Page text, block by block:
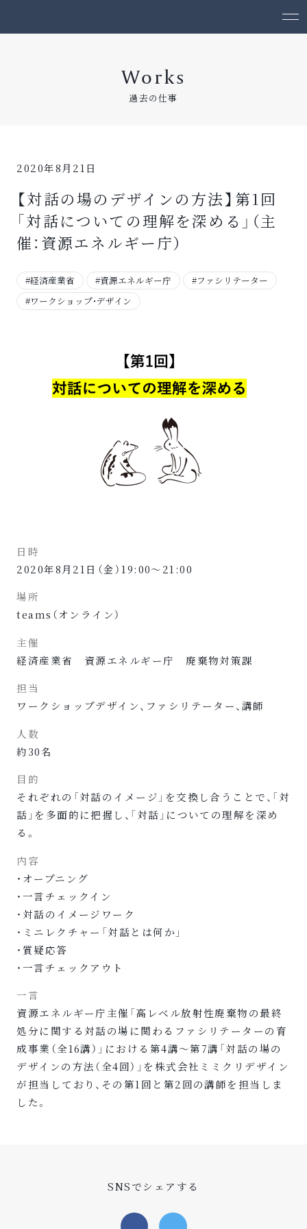
Works
過去の仕事
2020年8月21日
【対話の場のデザインの方法】第1回
「対話についての理解を深める」（主
催：資源エネルギー庁）
#経済産業省 #資源エネルギー庁
#ファシリテーター
#ワークショップ・デザイン
日時
2020年8月21日（金）19:00〜21:00
場所
teams（オンライン）
主催
経済産業省 資源エネルギー庁 廃棄物対策課
担当
ワークショップデザイン、ファシリテーター、講師
人数
約30名
目的
それぞれの「対話のイメージ」を交換し合うことで、「対
話」を多面的に把握し、「対話」についての理解を深め
る。
内容
・オープニング
・一言チェックイン
・対話のイメージワーク
・ ミニレクチャー「対話とは何か」
・質疑応答
・一言チェックアウト
一言
資源エネルギー庁主催「高レベル放射性廃棄物の最終
処分に関する対話の場に関わるファシリテーターの育
成事業（全16講）」における第4講〜第7講「対話の場の
デザインの方法（全4回）」を株式会社ミミクリデザイン
が担当しており、その第1回と第2回の講師を担当しま
した。
SNSでシェアする